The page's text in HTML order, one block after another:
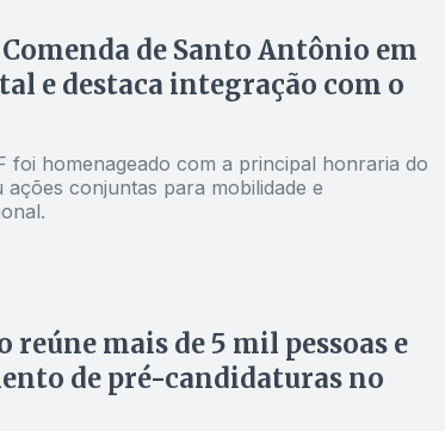
de Santo Antônio em
e destaca integração com o
foi homenageado com a principal honraria do
ações conjuntas para mobilidade e
mais de 5 mil pessoas e
de pré-candidaturas no